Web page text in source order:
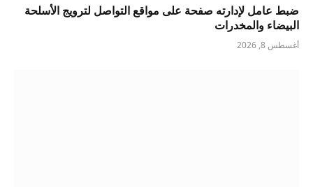
ضبط عامل لإدارته صفحة على مواقع التواصل لترويج الأسلحة
البيضاء والمخدرات
أغسطس 8, 2026